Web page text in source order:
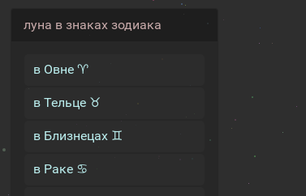
луна в знаках зодиака
в Овне ♈
в Тельце ♉
в Близнецах ♊
в Раке ♋